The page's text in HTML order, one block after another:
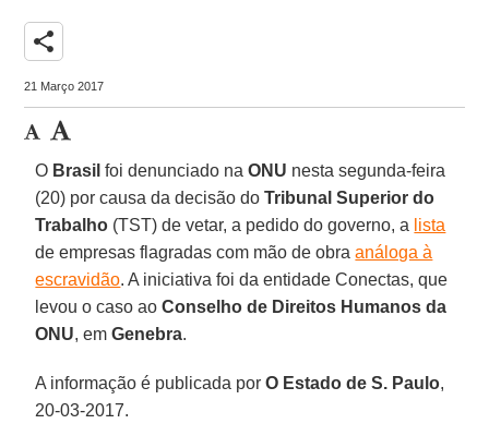
share
21 Março 2017
O Brasil foi denunciado naONU nesta segunda-feira
(20) por causa da decisão doTribunal Superior do
Trabalho (TST) de vetar, a pedido do governo, a lista
de empresas flagradas com mão de obraanáloga à
escravidão. A iniciativa foi da entidade Conectas, que
levou o caso aoConselho de Direitos Humanos da
ONU, emGenebra.
A informação é publicada porO Estado de S. Paulo,
20-03-2017.